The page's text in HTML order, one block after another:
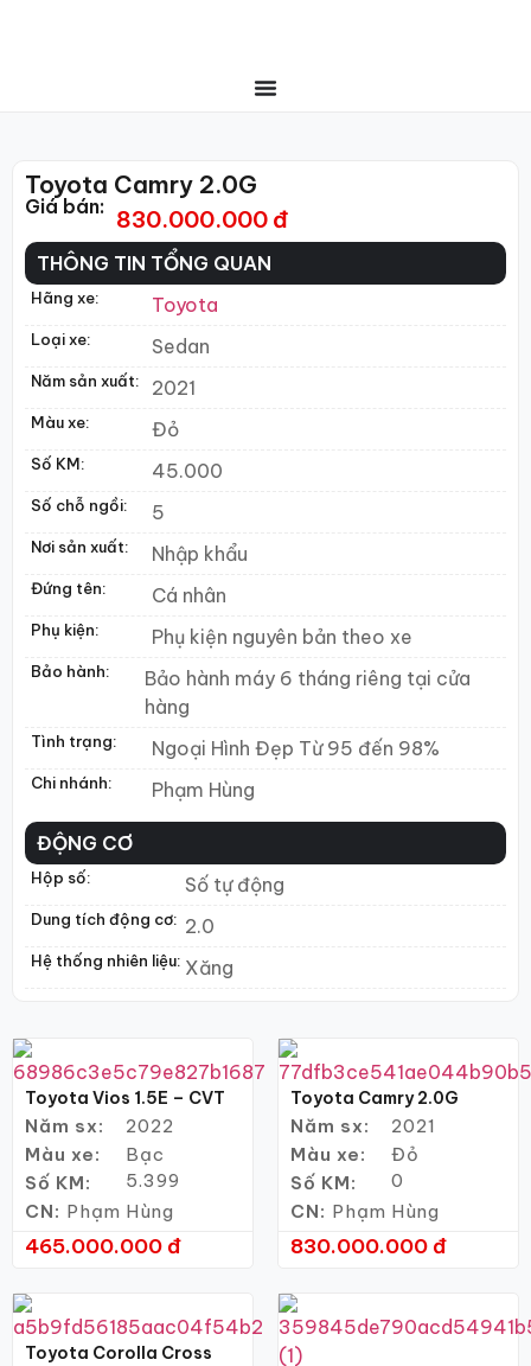
Toyota Camry 2.0G
Giá bán: 830.000.000 đ
THÔNG TIN TỔNG QUAN
Hãng xe: Toyota
Loại xe: Sedan
Năm sản xuất: 2021
Màu xe: Đỏ
Số KM: 45.000
Số chỗ ngồi: 5
Nơi sản xuất: Nhập khẩu
Đứng tên: Cá nhân
Phụ kiện: Phụ kiện nguyên bản theo xe
Bảo hành:
Bảo hành máy 6 tháng riêng tại cửa
hàng
Tình trạng: Ngoại Hình Đẹp Từ 95 đến 98%
Chi nhánh: Phạm Hùng
ĐỘNG CƠ
Hộp số: Số tự động
Dung tích động cơ: 2.0
Hệ thống nhiên liệu: Xăng
Toyota Vios 1.5E – CVT
Năm sx:
2022
Màu xe:
Bạc
Số KM:
5.399
CN: Phạm Hùng
465.000.000 đ
Toyota Camry 2.0G
Năm sx:
2021
Màu xe:
Đỏ
Số KM:
0
CN: Phạm Hùng
830.000.000 đ
Toyota Corolla Cross